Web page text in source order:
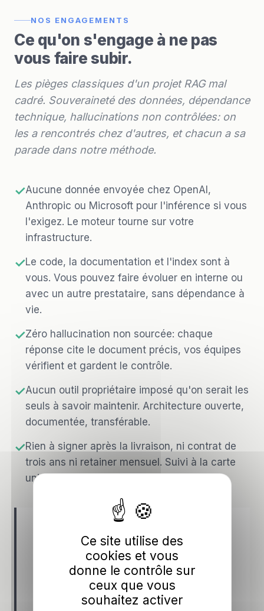
NOS ENGAGEMENTS
Ce qu'on s'engage à ne pas
vous faire subir.
Les pièges classiques d'un projet RAG mal
cadré. Souveraineté des données, dépendance
technique, hallucinations non contrôlées: on
les a rencontrés chez d'autres, et chacun a sa
parade dans notre méthode.
✓Aucune donnée envoyée chez OpenAI,
Anthropic ou Microsoft pour l'inférence si vous
l'exigez. Le moteur tourne sur votre
infrastructure.
✓Le code, la documentation et l'index sont à
vous. Vous pouvez faire évoluer en interne ou
avec un autre prestataire, sans dépendance à
vie.
✓Zéro hallucination non sourcée: chaque
réponse cite le document précis, vos équipes
vérifient et gardent le contrôle.
✓Aucun outil propriétaire imposé qu'on serait les
seuls à savoir maintenir. Architecture ouverte,
documentée, transférable.
✓Rien à signer après la livraison, ni contrat de
trois ans ni retainer mensuel. Suivi à la carte
uniquement si vous le souhaitez.
découvre que votre patrimoine
documentaire n'est pas prêt pour un RAG
(volume insuffisant, sources trop
fragmentées, qualité trop hétérogène), on
Ce site utilise des
cookies et vous
donne le contrôle sur
ceux que vous
souhaitez activer